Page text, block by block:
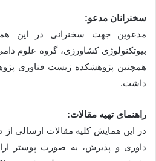
سخنرانان مدعو:
مدعوین جهت سخنرانی در این
بیوتکنولوژی کشاورزی، گروه علوم
همچنین پژوهشکده زیست فناوری
داشت.
راهنمای تهیه مقالات:
در این همایش کلیه مقالات ارسالی
داوری و پذیرش، به صورت پوستر